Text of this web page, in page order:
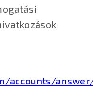
accounts/